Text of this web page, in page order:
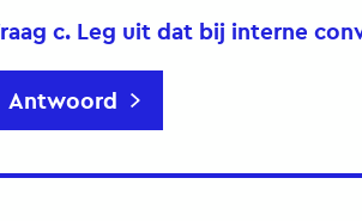
c. Leg uit dat bij interne
Antwoord